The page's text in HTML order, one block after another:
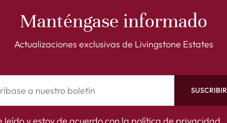
Manténgase informado
Actualizaciones exclusivas de Livingstone Estates